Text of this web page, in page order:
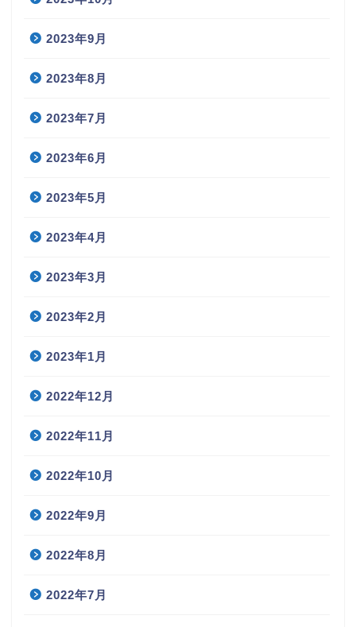
2023年9月
2023年8月
2023年7月
2023年6月
2023年5月
2023年4月
2023年3月
2023年2月
2023年1月
2022年12月
2022年11月
2022年10月
2022年9月
2022年8月
2022年7月